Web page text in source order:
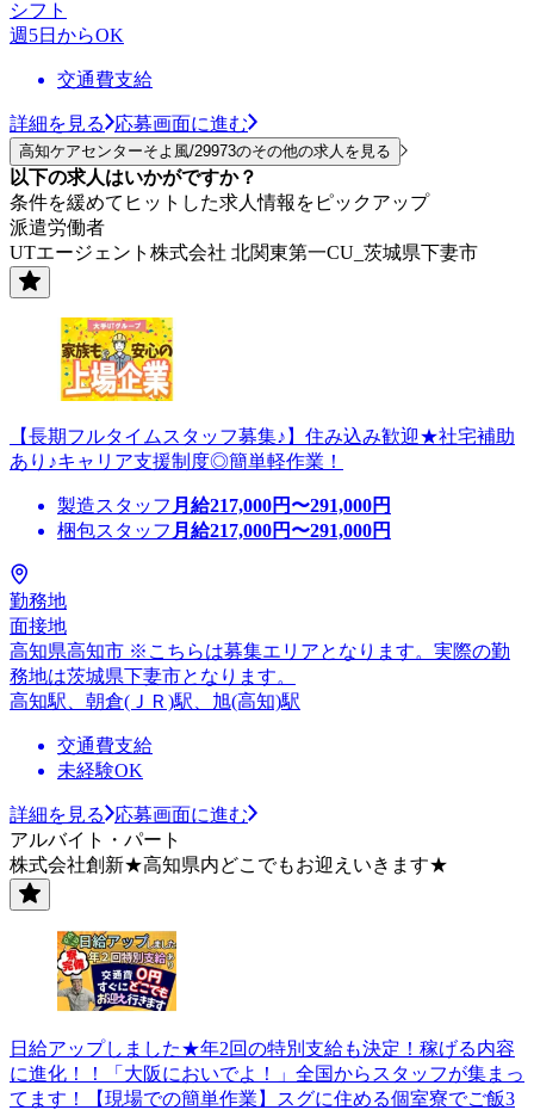
シフト
週5日からOK
交通費支給
詳細を見る 応募画面に進む
高知ケアセンターそよ風/29973のその他の求人を見る
以下の求人はいかがですか？
条件を緩めてヒットした求人情報をピックアップ
派遣労働者
UTエージェント株式会社 北関東第一CU_茨城県下妻市
【長期フルタイムスタッフ募集♪】住み込み歓迎★社宅補助
あり♪キャリア支援制度◎簡単軽作業！
製造スタッフ 月給217,000円〜291,000円
梱包スタッフ 月給217,000円〜291,000円
勤務地
面接地
高知県高知市 ※こちらは募集エリアとなります。実際の勤
務地は茨城県下妻市となります。
高知駅、朝倉(ＪＲ)駅、旭(高知)駅
交通費支給
未経験OK
詳細を見る
応募画面に進む
アルバイト・パート
株式会社創新★高知県内どこでもお迎えいきます★
日給アップしました★年2回の特別支給も決定！稼げる内容
に進化！！「大阪においでよ！」全国からスタッフが集まっ
てます！【現場での簡単作業】スグに住める個室寮でご飯3